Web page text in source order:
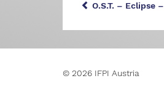
O.S.T. – Eclipse
© 2026 IFPI Austria